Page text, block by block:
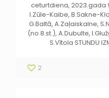
ceturtdiena, 2023.gada
I.Zūle-Kaibe, B.Sakne-
G.Baltā, A.Zaļaiskalne,
(no 8.st.), A.Dubulte,
S.Vītola STUNDU
2